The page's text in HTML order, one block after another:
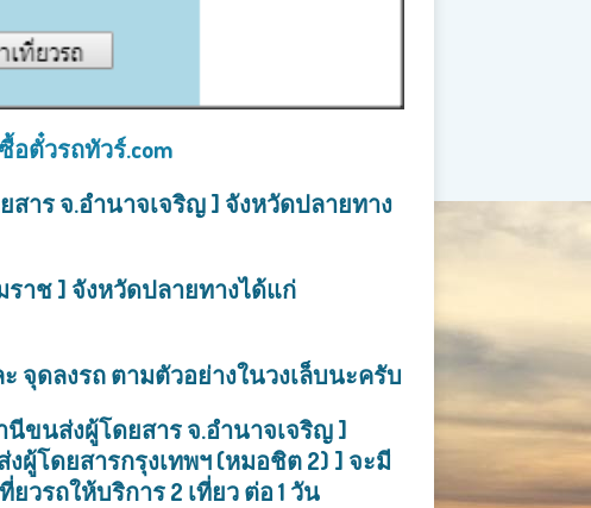
อตั๋วรถทัวร์.com
าร จ.อำนาจเจริญ ] จังหวัดปลายทาง
าช ] จังหวัดปลายทางได้แก่
จุดลงรถ ตามตัวอย่างในวงเล็บนะครับ
นีขนส่งผู้โดยสาร จ.อำนาจเจริญ ]
ผู้โดยสารกรุงเทพฯ (หมอชิต 2) ] จะมี
ยวรถให้บริการ2 เที่ยว ต่อ 1 วัน